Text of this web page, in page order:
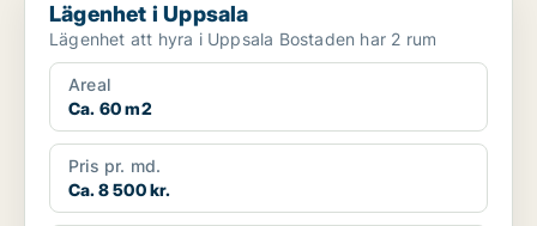
Lägenhet i Uppsala
Lägenhet att hyra i Uppsala Bostaden har 2 rum
Areal
Ca. 60 m2
Pris pr. md.
Ca. 8 500 kr.